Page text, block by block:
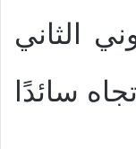
الثاني
سائدًا